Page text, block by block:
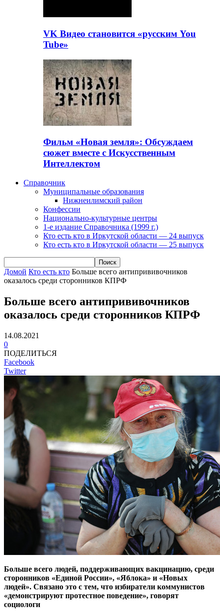
VK Видео становится «русским You
Tube»
Фильм «Новая земля»: Обсуждаем
сюжет вместе с Искусственным
Интеллектом
Справочник
Муниципальные образования
Нижнеилимский район
Конфессии
Национально-культурные центры
1-е издание Справочника (1999 г.)
Кто есть кто в Иркутской области — 24 выпуск
Кто есть кто в Иркутской области — 25 выпуск
Домой Кто есть кто Больше всего антипрививочников
оказалось среди сторонников КПРФ
Больше всего антипрививочников
оказалось среди сторонников КПРФ
14.08.2021
0
ПОДЕЛИТЬСЯ
Facebook
Twitter
Больше всего людей, поддерживающих вакцинацию, среди
сторонников «Единой России», «Яблока» и «Новых
людей». Связано это с тем, что избиратели коммунистов
«демонстрируют протестное поведение», говорят
социологи